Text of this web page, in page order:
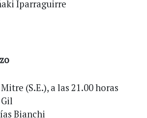
Iparraguirre
(S.E.), a las 21.00 horas
Bianchi